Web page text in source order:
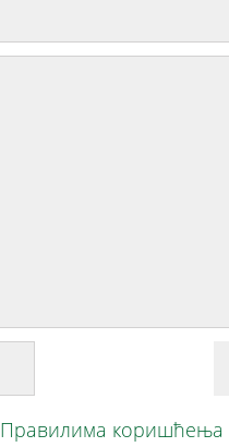
Правилима коришћења